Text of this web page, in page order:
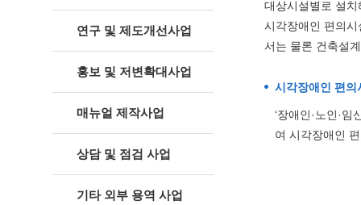
기타 외부 용역 사업
연구 및 제도개선사업
홍보 및 저변확대사업
매뉴얼 제작사업
상담 및 점검 사업
기타 외부 용역 사업
대상시설별로 설
시각장애인 편의
서는 물론 건축설
시각장애인 편
‘장애인·노인·
여 시각장애인